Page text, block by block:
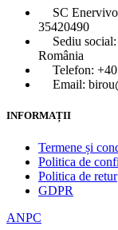
SC
35420490
Sediu
România
Telefon:
Email:
INFORMAȚII
Termene și
Politica de
Politica de retur
GDPR
ANPC